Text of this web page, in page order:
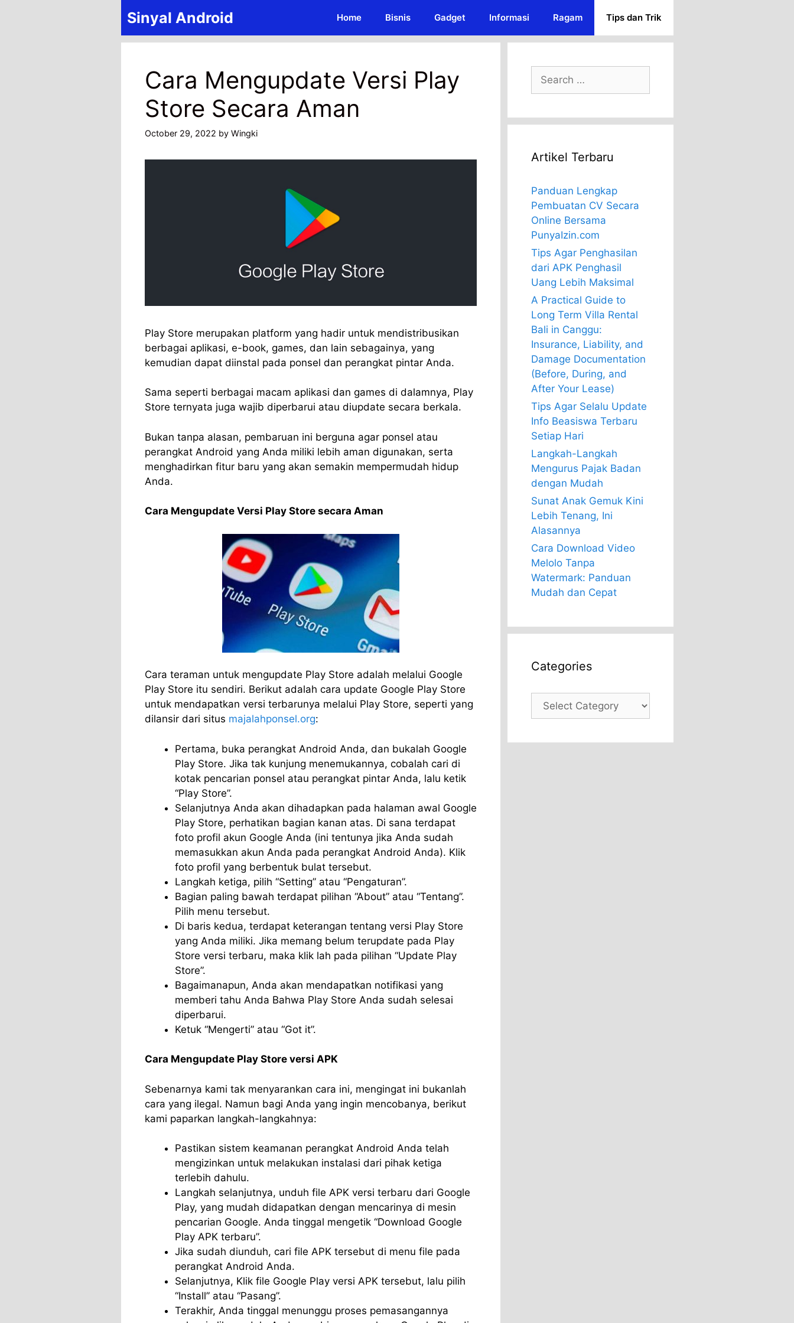
Sinyal Android Home Bisnis Gadget Informasi Ragam Tips dan Trik
Cara Mengupdate Versi Play
Store Secara Aman
October 29, 2022 by Wingki
Play Store merupakan platform yang hadir untuk mendistribusikan
berbagai aplikasi, e-book, games, dan lain sebagainya, yang
kemudian dapat diinstal pada ponsel dan perangkat pintar Anda.
Sama seperti berbagai macam aplikasi dan games di dalamnya, Play
Store ternyata juga wajib diperbarui atau diupdate secara berkala.
Bukan tanpa alasan, pembaruan ini berguna agar ponsel atau
perangkat Android yang Anda miliki lebih aman digunakan, serta
menghadirkan fitur baru yang akan semakin mempermudah hidup
Anda.
Cara Mengupdate Versi Play Store secara Aman
Cara teraman untuk mengupdate Play Store adalah melalui Google
Play Store itu sendiri. Berikut adalah cara update Google Play Store
untuk mendapatkan versi terbarunya melalui Play Store, seperti yang
dilansir dari situs majalahponsel.org:
Pertama, buka perangkat Android Anda, dan bukalah Google
Play Store. Jika tak kunjung menemukannya, cobalah cari di
kotak pencarian ponsel atau perangkat pintar Anda, lalu ketik
“Play Store”.
Selanjutnya Anda akan dihadapkan pada halaman awal Google
Play Store, perhatikan bagian kanan atas. Di sana terdapat
foto profil akun Google Anda (ini tentunya jika Anda sudah
memasukkan akun Anda pada perangkat Android Anda). Klik
foto profil yang berbentuk bulat tersebut.
Langkah ketiga, pilih “Setting” atau “Pengaturan”.
Bagian paling bawah terdapat pilihan “About” atau “Tentang”.
Pilih menu tersebut.
Di baris kedua, terdapat keterangan tentang versi Play Store
yang Anda miliki. Jika memang belum terupdate pada Play
Store versi terbaru, maka klik lah pada pilihan “Update Play
Store”.
Bagaimanapun, Anda akan mendapatkan notifikasi yang
memberi tahu Anda Bahwa Play Store Anda sudah selesai
diperbarui.
Ketuk “Mengerti” atau “Got it”.
Cara Mengupdate Play Store versi APK
Sebenarnya kami tak menyarankan cara ini, mengingat ini bukanlah
cara yang ilegal. Namun bagi Anda yang ingin mencobanya, berikut
kami paparkan langkah-langkahnya:
Pastikan sistem keamanan perangkat Android Anda telah
mengizinkan untuk melakukan instalasi dari pihak ketiga
terlebih dahulu.
Langkah selanjutnya, unduh file APK versi terbaru dari Google
Play, yang mudah didapatkan dengan mencarinya di mesin
pencarian Google. Anda tinggal mengetik “Download Google
Play APK terbaru”.
Jika sudah diunduh, cari file APK tersebut di menu file pada
perangkat Android Anda.
Selanjutnya, Klik file Google Play versi APK tersebut, lalu pilih
“Install” atau “Pasang”.
Terakhir, Anda tinggal menunggu proses pemasangannya
Search
for:
Artikel Terbaru
Panduan Lengkap
Pembuatan CV Secara
Online Bersama
PunyaIzin.com
Tips Agar Penghasilan
dari APK Penghasil
Uang Lebih Maksimal
A Practical Guide to
Long Term Villa Rental
Bali in Canggu:
Insurance, Liability, and
Damage Documentation
(Before, During, and
After Your Lease)
Tips Agar Selalu Update
Info Beasiswa Terbaru
Setiap Hari
Langkah-Langkah
Mengurus Pajak Badan
dengan Mudah
Sunat Anak Gemuk Kini
Lebih Tenang, Ini
Alasannya
Cara Download Video
Melolo Tanpa
Watermark: Panduan
Mudah dan Cepat
Categories
Categories